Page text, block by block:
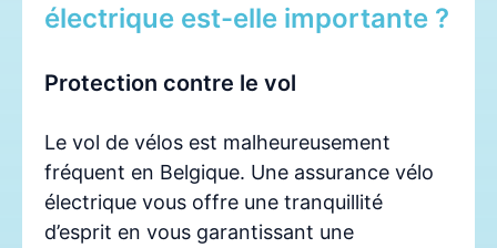
électrique est-elle importante ?
Protection contre le vol
Le vol de vélos est malheureusement
fréquent en Belgique. Une assurance vélo
électrique vous offre une tranquillité
d’esprit en vous garantissant une